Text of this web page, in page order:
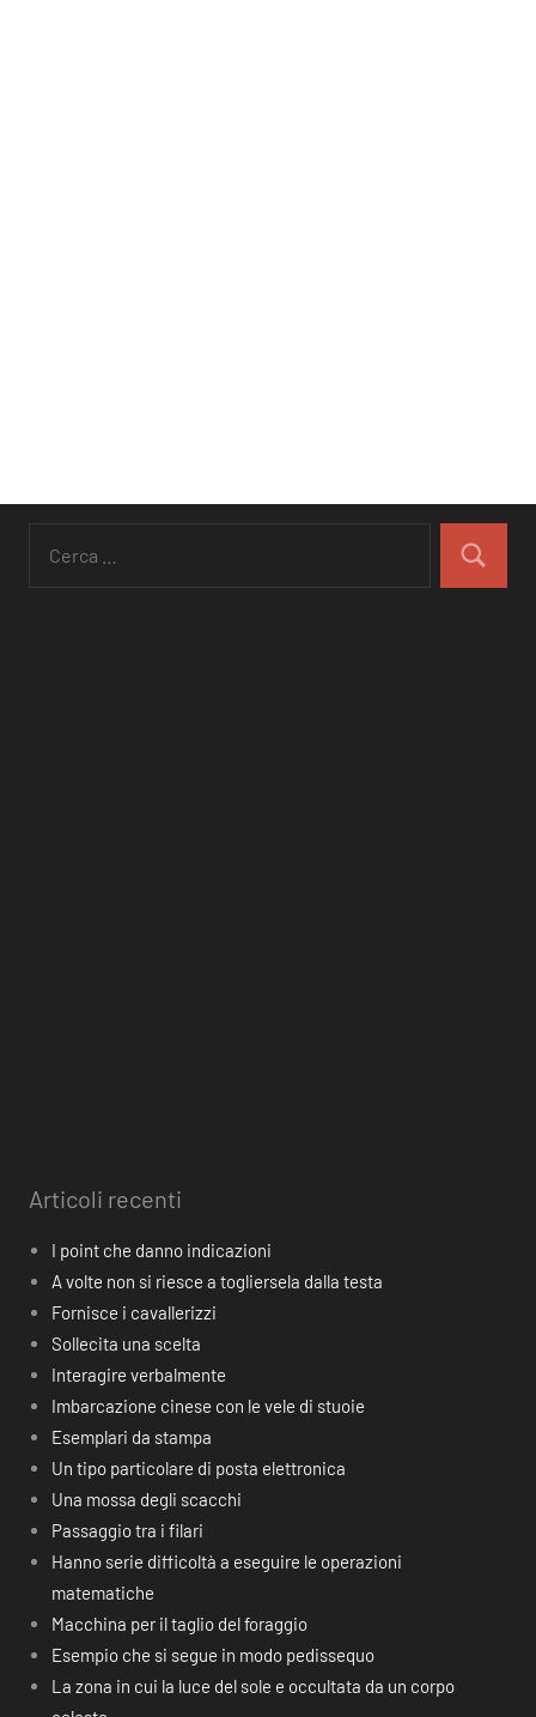
Articoli recenti
I point che danno indicazioni
A volte non si riesce a togliersela dalla testa
Fornisce i cavallerizzi
Sollecita una scelta
Interagire verbalmente
Imbarcazione cinese con le vele di stuoie
Esemplari da stampa
Un tipo particolare di posta elettronica
Una mossa degli scacchi
Passaggio tra i filari
Hanno serie difficoltà a eseguire le operazioni
matematiche
Macchina per il taglio del foraggio
Esempio che si segue in modo pedissequo
La zona in cui la luce del sole e occultata da un corpo